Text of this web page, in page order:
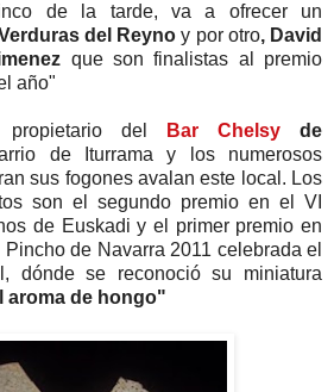
de la tarde, va a ofrecer un
del Reyno y por otro, David
que son finalistas al premio
año"
propietario del Bar Chelsy de
de Iturrama y los numerosos
sus fogones avalan este local. Los
son el segundo premio en el VI
de Euskadi y el primer premio en
de Navarra 2011 celebrada el
dónde se reconoció su miniatura
aroma de hongo"